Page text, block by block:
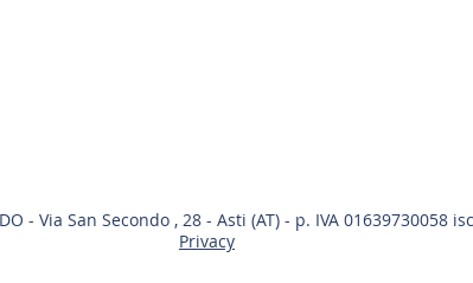
- Via San Secondo , 28 - Asti (AT) - p. IVA 01639730058
Privacy